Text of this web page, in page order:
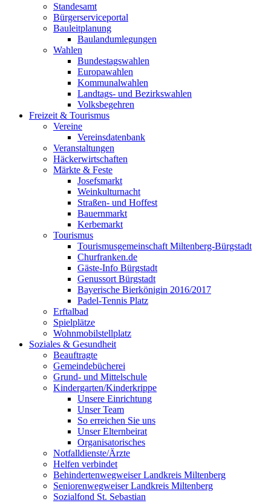
Standesamt
Bürgerserviceportal
Bauleitplanung
Baulandumlegungen
Wahlen
Bundestagswahlen
Europawahlen
Kommunalwahlen
Landtags- und Bezirkswahlen
Volksbegehren
Freizeit & Tourismus
Vereine
Vereinsdatenbank
Veranstaltungen
Häckerwirtschaften
Märkte & Feste
Josefsmarkt
Weinkulturnacht
Straßen- und Hoffest
Bauernmarkt
Kerbemarkt
Tourismus
Tourismusgemeinschaft Miltenberg-Bürgstadt
Churfranken.de
Gäste-Info Bürgstadt
Genussort Bürgstadt
Bayerische Bierkönigin 2016/2017
Padel-Tennis Platz
Erftalbad
Spielplätze
Wohnmobilstellplatz
Soziales & Gesundheit
Beauftragte
Gemeindebücherei
Grund- und Mittelschule
Kindergarten/Kinderkrippe
Unsere Einrichtung
Unser Team
So erreichen Sie uns
Unser Elternbeirat
Organisatorisches
Notfalldienste/Ärzte
Helfen verbindet
Behindertenwegweiser Landkreis Miltenberg
Seniorenwegweiser Landkreis Miltenberg
Sozialfond St. Sebastian